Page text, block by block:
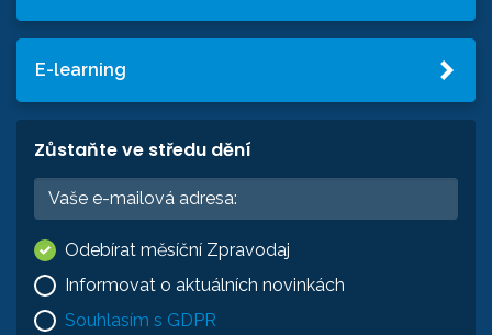
E-learning
Zůstaňte ve středu dění
Odebírat měsíční Zpravodaj
Informovat o aktuálních novinkách
Souhlasím s GDPR